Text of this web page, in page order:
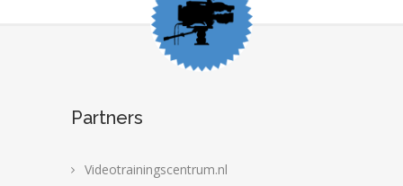
Partners
Videotrainingscentrum.nl